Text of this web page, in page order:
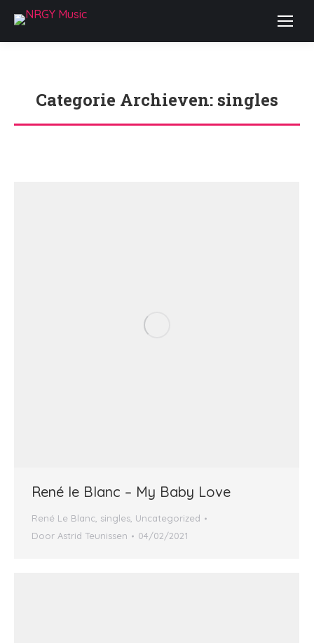
Categorie Archieven: singles
Je bent hier:
René le Blanc – My Baby Love
René Le Blanc singles Uncategorized
Door Astrid Teunissen 04/02/2021